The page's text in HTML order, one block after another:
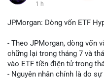
1 h
JPMorgan: Dòng vốn ETF
- Theo JPMorgan, dòng vốn
chững lại trong tháng 7 và
vào ETF tiền điện tử trong
- Nguyên nhân chính là do